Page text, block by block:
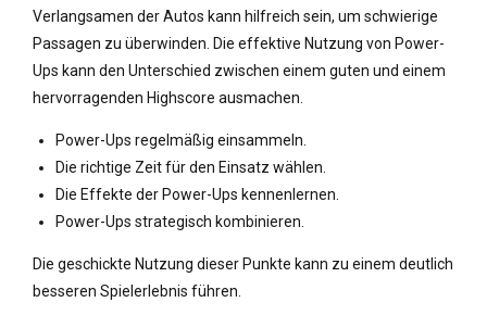
Verlangsamen der Autos kann hilfreich sein, um schwierige
Passagen zu überwinden. Die effektive Nutzung von Power-
Ups kann den Unterschied zwischen einem guten und einem
hervorragenden Highscore ausmachen.
Power-Ups regelmäßig einsammeln.
Die richtige Zeit für den Einsatz wählen.
Die Effekte der Power-Ups kennenlernen.
Power-Ups strategisch kombinieren.
Die geschickte Nutzung dieser Punkte kann zu einem deutlich
besseren Spielerlebnis führen.